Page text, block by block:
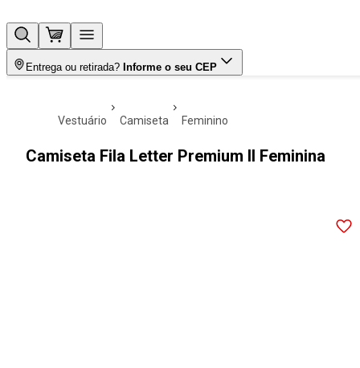
Entrega ou retirada? Informe o seu CEP
vestuário camiseta feminino
Camiseta Fila Letter Premium II Feminina